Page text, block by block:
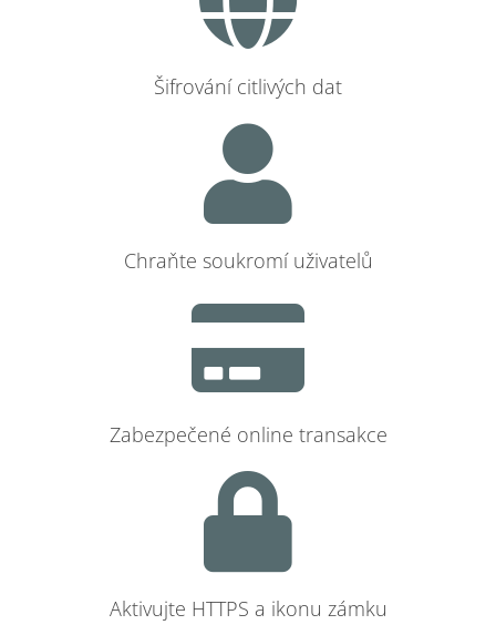
Šifrování citlivých dat
Chraňte soukromí uživatelů
Zabezpečené online transakce
Aktivujte HTTPS a ikonu zámku